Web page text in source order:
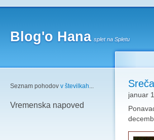
Blog'o Hana splet na Spletu
Seznam pohodov v številkah...
Vremenska napoved
januar